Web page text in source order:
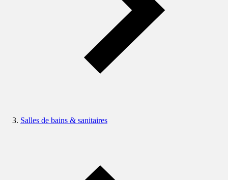
Salles de bains & sanitaires